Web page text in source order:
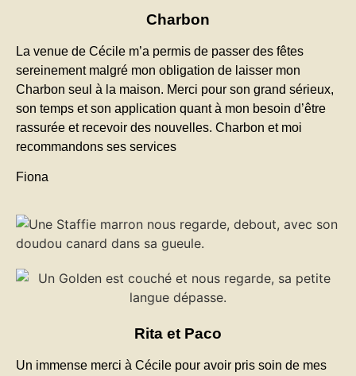
Charbon
La venue de Cécile m’a permis de passer des fêtes
sereinement malgré mon obligation de laisser mon
Charbon seul à la maison. Merci pour son grand sérieux,
son temps et son application quant à mon besoin d’être
rassurée et recevoir des nouvelles. Charbon et moi
recommandons ses services
Fiona
Rita et Paco
Un immense merci à Cécile pour avoir pris soin de mes